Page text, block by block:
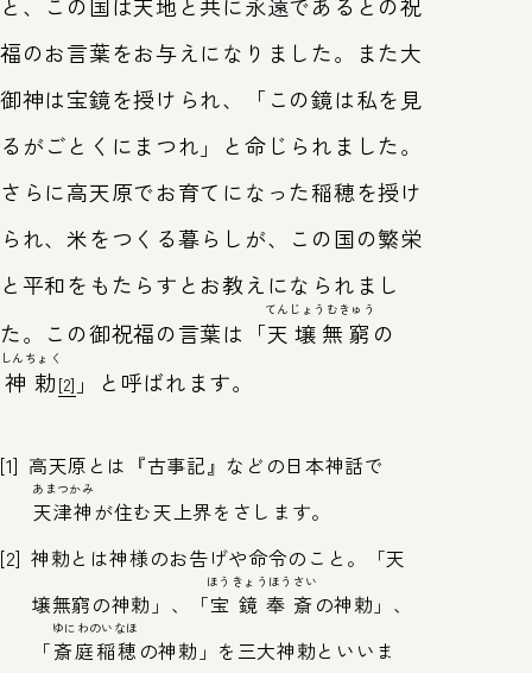
福のお言葉をお与えになりました。また大
御神は宝鏡を授けられ、「この鏡は私を見
るがごとくにまつれ」と命じられました。
さらに高天原でお育てになった稲穂を授け
られ、米をつくる暮らしが、この国の繁栄
と平和をもたらすとお教えになられまし
た。この御祝福の言葉は「天壌無窮
てんじょうむきゅう
の
神勅
しんちょく
[2] 」と呼ばれます。
[1] 高天原とは『古事記』などの日本神話で
天津神
あまつかみ
が住む天上界をさします。
[2] 神勅とは神様のお告げや命令のこと。「天
壌無窮の神勅」、「宝鏡奉斎
ほうきょうほうさい
の神勅」、
「斎庭稲穂
ゆにわのいなほ
の神勅」を三大神勅といいま